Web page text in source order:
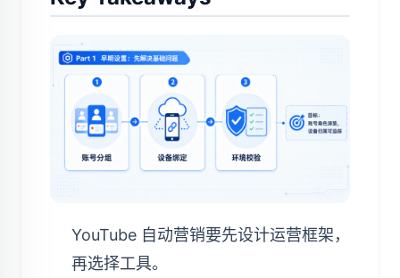
YouTube 自动营销要先设计运营框架，
再选择工具。